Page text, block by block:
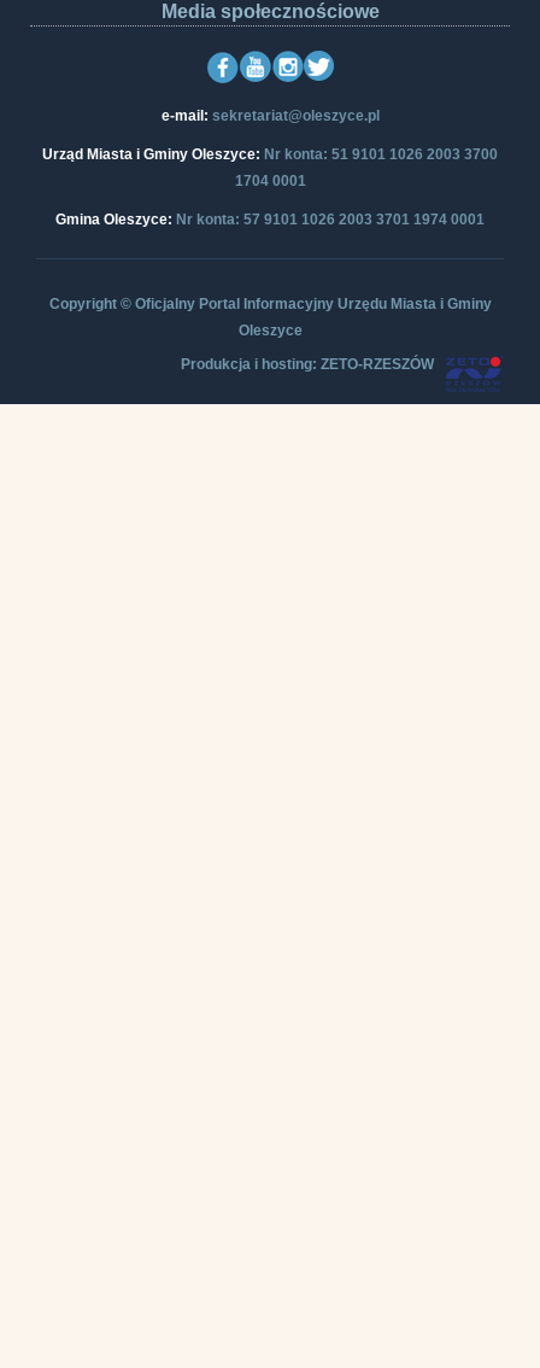
Media społecznościowe
e-mail: sekretariat@oleszyce.pl
Urząd Miasta i Gminy Oleszyce: Nr konta: 51 9101 1026 2003 3700
1704 0001
Gmina Oleszyce: Nr konta: 57 9101 1026 2003 3701 1974 0001
Copyright © Oficjalny Portal Informacyjny Urzędu Miasta i Gminy
Oleszyce
Produkcja i hosting: ZETO-RZESZÓW